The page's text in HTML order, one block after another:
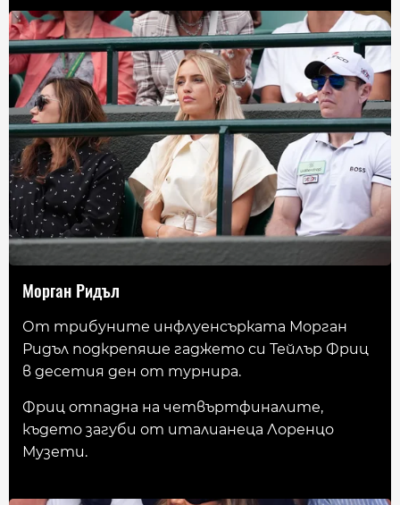
Морган Ридъл
От трибуните инфлуенсърката Морган
Ридъл подкрепяше гаджето си Тейлър Фриц
в десетия ден от турнира.
Фриц отпадна на четвъртфиналите,
където загуби от италианеца Лоренцо
Музети.